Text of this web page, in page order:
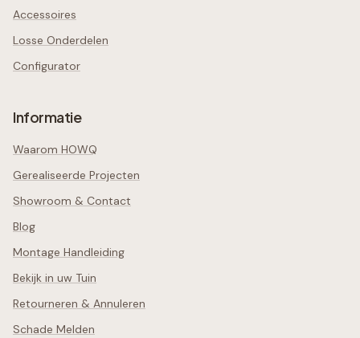
Accessoires
Losse Onderdelen
Configurator
Informatie
Waarom HOWQ
Gerealiseerde Projecten
Showroom & Contact
Blog
Montage Handleiding
Bekijk in uw Tuin
Retourneren & Annuleren
Schade Melden